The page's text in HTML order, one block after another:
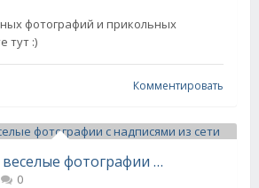
фотографий и прикольных
тут :)
Комментировать
Прикольные и веселые фотографии с надписями из сети
0